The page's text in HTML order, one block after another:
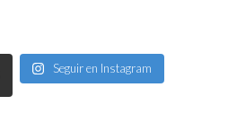
Seguir en Instagram